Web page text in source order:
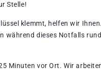
Stelle!
klemmt, helfen wir Ihnen.
während dieses Notfalls
Minuten vor Ort. Wir